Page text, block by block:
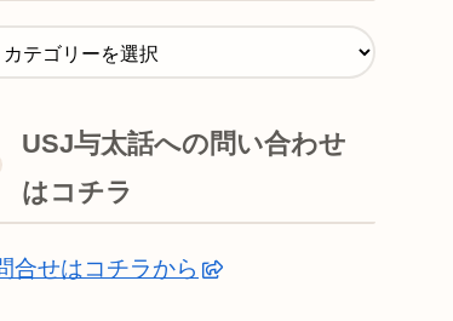
USJ与太話への問い合わせ
はコチラ
合せはコチラから